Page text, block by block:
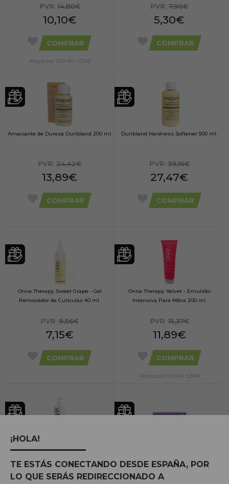
PVR:14,80€
10,10€
COMPRAR
Preço por 100 Ml: 17,12€
PVR: 7,90€
5,30€
COMPRAR
Amaciante de Dureza Duribland 200 ml.
PVR: 24,42€
13,89€
COMPRAR
Duribland Hardness Softener 500 ml.
PVR:39,16€
27,47€
COMPRAR
Onna Therapy Sweet Grape - Gel
Removedor de Cutículas 40 ml.
PVR: 9,56€
7,15€
COMPRAR
Onna Therapy Velvet - Emulsão
Intensiva Para Mãos 200 ml.
PVR:15,37€
11,89€
COMPRAR
Preço por 100 Ml: 5,95€
Onna Therapy Velvet - Emulsão
PVR:24,56€
¡HOLA!
TE ESTÁS CONECTANDO DESDE ESPAÑA, POR
LO QUE SERÁS REDIRECCIONADO A